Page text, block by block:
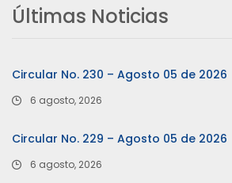
Últimas Noticias
Circular No. 230 – Agosto 05 de 2026
6 agosto, 2026
Circular No. 229 – Agosto 05 de 2026
6 agosto, 2026